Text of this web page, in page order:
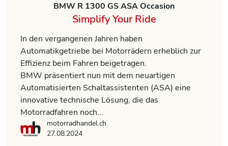
BMW R 1300 GS ASA Occasion
Simplify Your Ride
In den vergangenen Jahren haben
Automatikgetriebe bei Motorrädern erheblich zur
Effizienz beim Fahren beigetragen.
BMW präsentiert nun mit dem neuartigen
Automatisierten Schaltassistenten (ASA) eine
innovative technische Lösung, die das
Motorradfahren noch...
motorradhandel.ch
motorradhandel.ch
27.08.2024